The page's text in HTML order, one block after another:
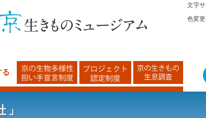
文字
色変更
る